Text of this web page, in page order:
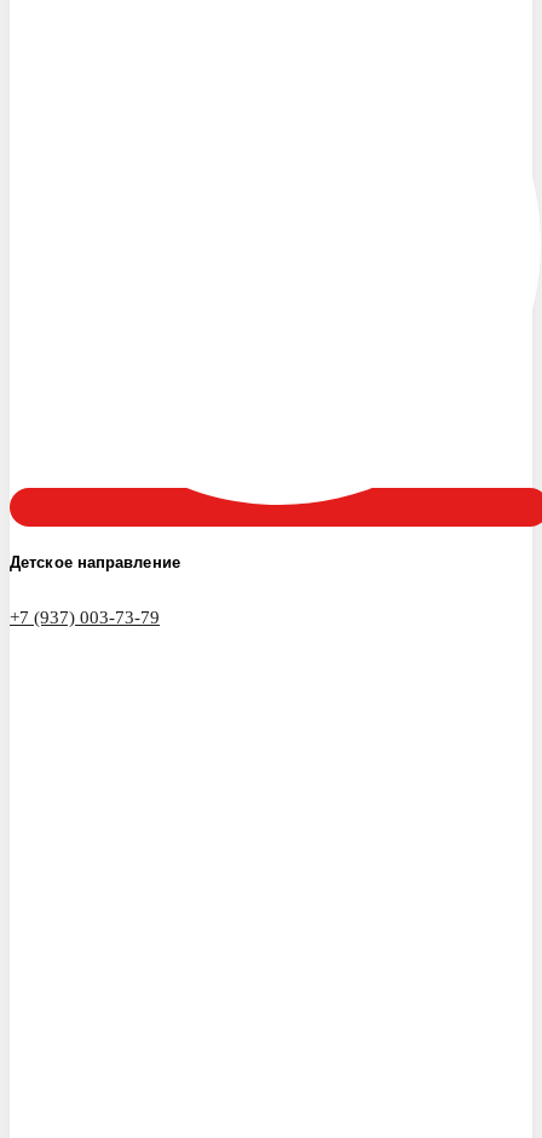
Детское направление
+7 (937) 003-73-79